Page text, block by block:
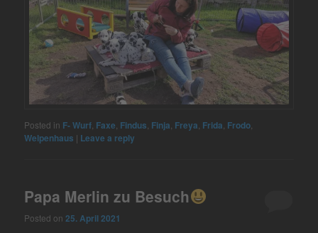
Posted in F- Wurf Faxe Findus Finja Freya Frida Frodo
Welpenhaus | Leave a reply
Papa Merlin zu Besuch
Posted on25. April 2021